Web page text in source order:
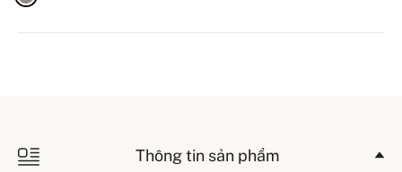
Thông tin sản phẩm